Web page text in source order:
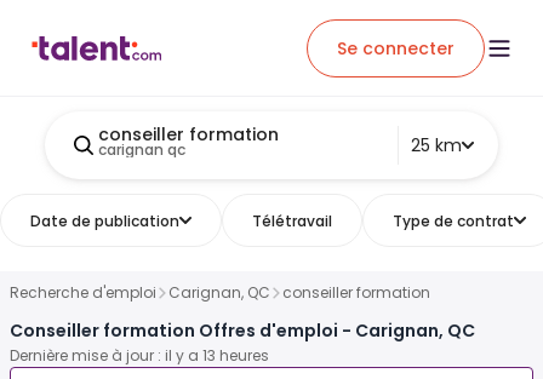
Se connecter
conseiller formation
carignan qc 25 km
Date de publication Télétravail Type de contrat
Recherche d'emploi Carignan, QC conseiller formation
Conseiller formation Offres d'emploi - Carignan, QC
Dernière mise à jour : il y a 13 heures